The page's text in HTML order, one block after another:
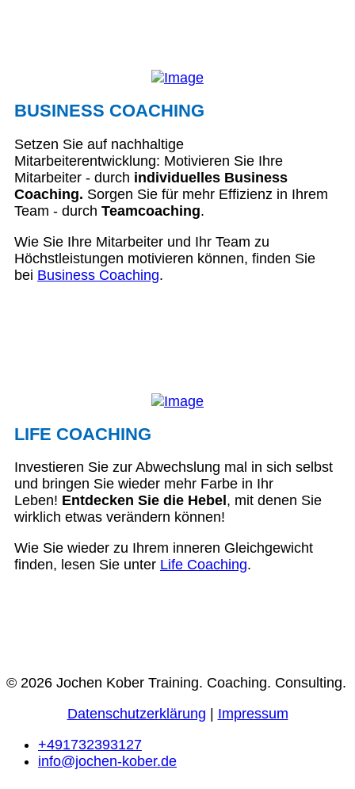
BUSINESS COACHING
Setzen Sie auf nachhaltige
Mitarbeiterentwicklung: Motivieren Sie Ihre
Mitarbeiter - durch individuelles Business
Coaching. Sorgen Sie für mehr Effizienz in Ihrem
Team - durch Teamcoaching.
Wie Sie Ihre Mitarbeiter und Ihr Team zu
Höchstleistungen motivieren können, finden Sie
bei Business Coaching.
LIFE COACHING
Investieren Sie zur Abwechslung mal in sich selbst
und bringen Sie wieder mehr Farbe in Ihr
Leben! Entdecken Sie die Hebel , mit denen Sie
wirklich etwas verändern können!
Wie Sie wieder zu Ihrem inneren Gleichgewicht
finden, lesen Sie unter Life Coaching.
© 2026 Jochen Kober Training. Coaching. Consulting.
Datenschutzerklärung
Impressum
+491732393127
info@jochen-kober.de